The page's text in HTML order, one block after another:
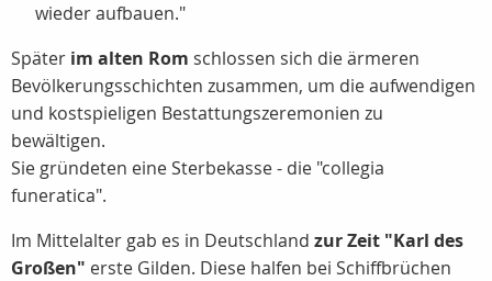
wieder aufbauen."
Später im alten Rom schlossen sich die ärmeren
Bevölkerungsschichten zusammen, um die aufwendigen
und kostspieligen Bestattungszeremonien zu
bewältigen.
Sie gründeten eine Sterbekasse - die "collegia
funeratica".
Im Mittelalter gab es in Deutschland zur Zeit "Karl des
Großen" erste Gilden. Diese halfen bei Schiffbrüchen